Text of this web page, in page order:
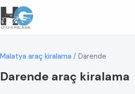
Malatya araç kiralama / Darende
Darende araç kiralama